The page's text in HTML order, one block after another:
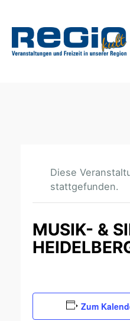
Diese
stattgefunden.
MUSIK- &
Zum